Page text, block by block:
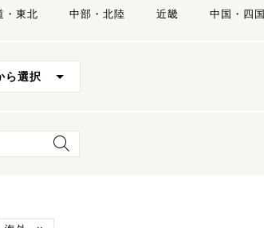
・東北 中部・北陸 近畿 中国・四国
ら選択